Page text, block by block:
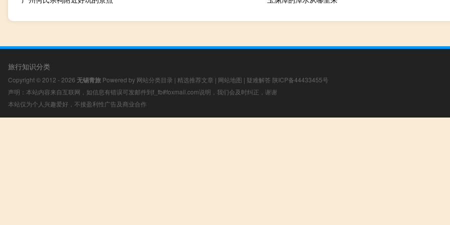
旅行知识分类
Copyright © 2012 - 2026 无锡青旅 Powered by 网站分类目录 | 精选推荐文章 | 网站地图 | 疑难解答 陕ICP备44433455号
声明：本站内容来自互联网，如信息有错误可发邮件到f_fb#foxmail.com说明，我们会及时纠正，谢谢
本站仅为个人兴趣爱好，不接盈利性广告及商业合作